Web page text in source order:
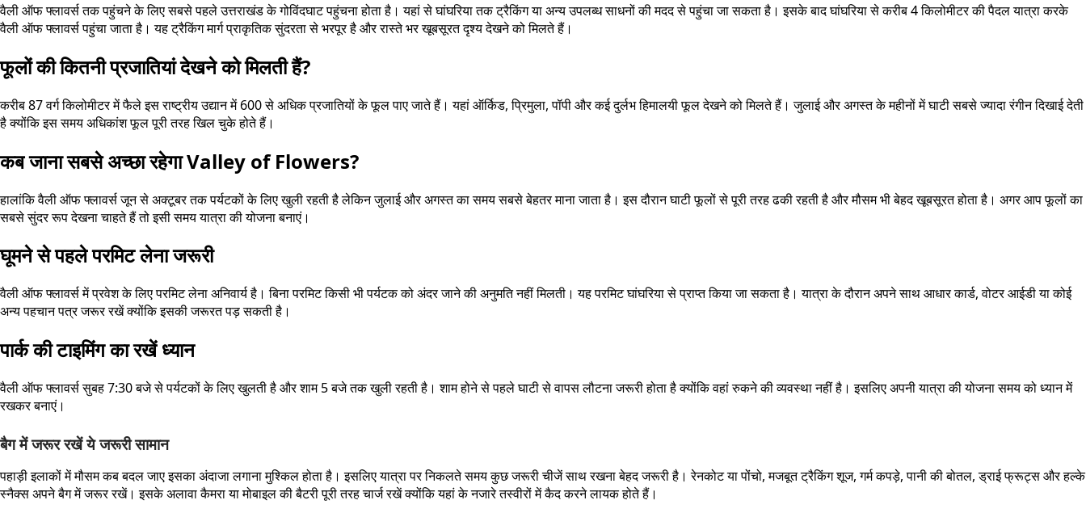
वैली ऑफ फ्लावर्स तक पहुंचने के लिए सबसे पहले उत्तराखंड के गोविंदघाट पहुंचना होता है। यहां से घांघरिया तक ट्रैकिंग या अन्य उपलब्ध साधनों की मदद से पहुंचा जा सकता है। इसके बाद घांघरिया से करीब 4 किलोमीटर की पैदल यात्रा करके
वैली ऑफ फ्लावर्स पहुंचा जाता है। यह ट्रैकिंग मार्ग प्राकृतिक सुंदरता से भरपूर है और रास्ते भर खूबसूरत दृश्य देखने को मिलते हैं।
फूलों की कितनी प्रजातियां देखने को मिलती हैं?
करीब 87 वर्ग किलोमीटर में फैले इस राष्ट्रीय उद्यान में 600 से अधिक प्रजातियों के फूल पाए जाते हैं। यहां ऑर्किड, प्रिमुला, पॉपी और कई दुर्लभ हिमालयी फूल देखने को मिलते हैं। जुलाई और अगस्त के महीनों में घाटी सबसे ज्यादा रंगीन दिखाई देती
है क्योंकि इस समय अधिकांश फूल पूरी तरह खिल चुके होते हैं।
कब जाना सबसे अच्छा रहेगा Valley of Flowers?
हालांकि वैली ऑफ फ्लावर्स जून से अक्टूबर तक पर्यटकों के लिए खुली रहती है लेकिन जुलाई और अगस्त का समय सबसे बेहतर माना जाता है। इस दौरान घाटी फूलों से पूरी तरह ढकी रहती है और मौसम भी बेहद खूबसूरत होता है। अगर आप फूलों का
सबसे सुंदर रूप देखना चाहते हैं तो इसी समय यात्रा की योजना बनाएं।
घूमने से पहले परमिट लेना जरूरी
वैली ऑफ फ्लावर्स में प्रवेश के लिए परमिट लेना अनिवार्य है। बिना परमिट किसी भी पर्यटक को अंदर जाने की अनुमति नहीं मिलती। यह परमिट घांघरिया से प्राप्त किया जा सकता है। यात्रा के दौरान अपने साथ आधार कार्ड, वोटर आईडी या कोई
अन्य पहचान पत्र जरूर रखें क्योंकि इसकी जरूरत पड़ सकती है।
पार्क की टाइमिंग का रखें ध्यान
वैली ऑफ फ्लावर्स सुबह 7:30 बजे से पर्यटकों के लिए खुलती है और शाम 5 बजे तक खुली रहती है। शाम होने से पहले घाटी से वापस लौटना जरूरी होता है क्योंकि वहां रुकने की व्यवस्था नहीं है। इसलिए अपनी यात्रा की योजना समय को ध्यान में
रखकर बनाएं।
बैग में जरूर रखें ये जरूरी सामान
पहाड़ी इलाकों में मौसम कब बदल जाए इसका अंदाजा लगाना मुश्किल होता है। इसलिए यात्रा पर निकलते समय कुछ जरूरी चीजें साथ रखना बेहद जरूरी है। रेनकोट या पोंचो, मजबूत ट्रैकिंग शूज, गर्म कपड़े, पानी की बोतल, ड्राई फ्रूट्स और हल्के
स्नैक्स अपने बैग में जरूर रखें। इसके अलावा कैमरा या मोबाइल की बैटरी पूरी तरह चार्ज रखें क्योंकि यहां के नजारे तस्वीरों में कैद करने लायक होते हैं।